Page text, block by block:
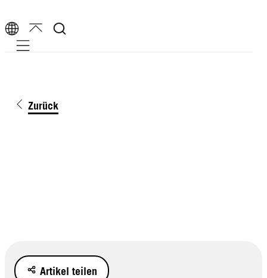
Mobile navigation
Zurück
Artikel teilen